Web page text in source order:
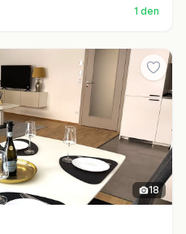
1 den
18